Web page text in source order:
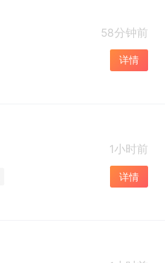
58分钟前
详情
1小时前
详情